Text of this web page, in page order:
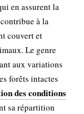
en assurent la
à la
couvert et
Le genre
aux variations
forêts intactes
des conditions
sa répartition